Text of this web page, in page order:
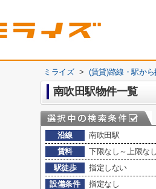
ミライズ > (賃貸)路線・駅から
南吹田駅物件一覧
沿線
南吹田駅
賃料
下限なし～上限なし
駅徒歩
指定しない
設備条件
指定なし